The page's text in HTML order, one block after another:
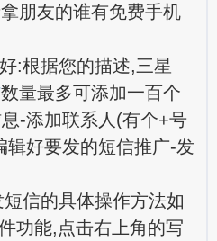
朋友的谁有免费手机
:根据您的描述,三星
数量最多可添加一百个
-添加联系人(有个+号
辑好要发的短信推广-发
信的具体操作方法如
功能,点击右上角的写